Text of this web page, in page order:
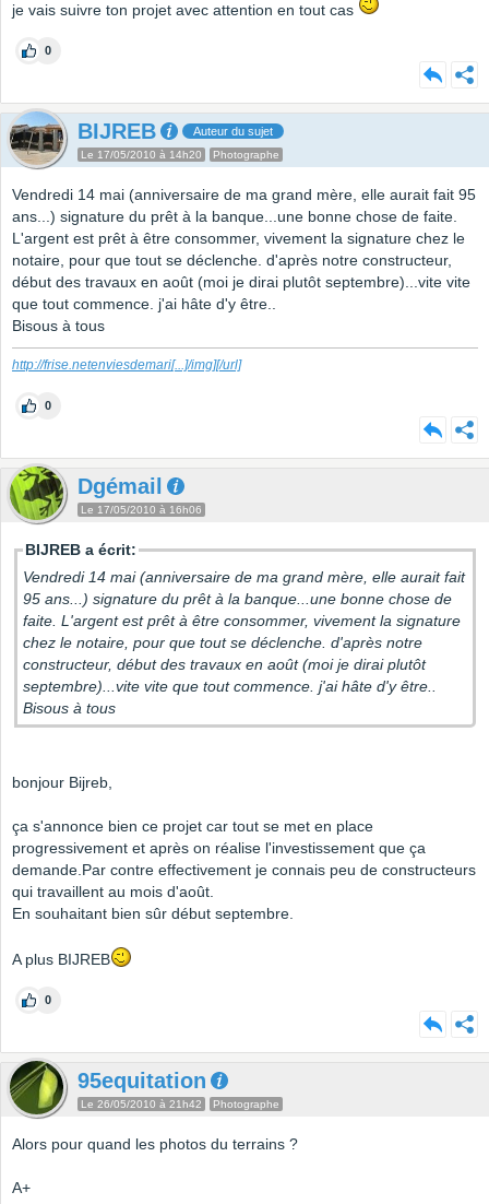
je vais suivre ton projet avec attention en tout cas
0
BIJREB Auteur du sujet
Le 17/05/2010 à 14h20 Photographe
Vendredi 14 mai (anniversaire de ma grand mère, elle aurait fait 95
ans...) signature du prêt à la banque...une bonne chose de faite.
L'argent est prêt à être consommer, vivement la signature chez le
notaire, pour que tout se déclenche. d'après notre constructeur,
début des travaux en août (moi je dirai plutôt septembre)...vite vite
que tout commence. j'ai hâte d'y être..
Bisous à tous
http://frise.netenviesdemari[...]/img][/url]
0
Dgémail
Le 17/05/2010 à 16h06
BIJREB a écrit:
Vendredi 14 mai (anniversaire de ma grand mère, elle aurait fait
95 ans...) signature du prêt à la banque...une bonne chose de
faite. L'argent est prêt à être consommer, vivement la signature
chez le notaire, pour que tout se déclenche. d'après notre
constructeur, début des travaux en août (moi je dirai plutôt
septembre)...vite vite que tout commence. j'ai hâte d'y être..
Bisous à tous
bonjour Bijreb,
ça s'annonce bien ce projet car tout se met en place
progressivement et après on réalise l'investissement que ça
demande.Par contre effectivement je connais peu de constructeurs
qui travaillent au mois d'août.
En souhaitant bien sûr début septembre.
A plus BIJREB
0
95equitation
Le 26/05/2010 à 21h42 Photographe
Alors pour quand les photos du terrains ?
A+